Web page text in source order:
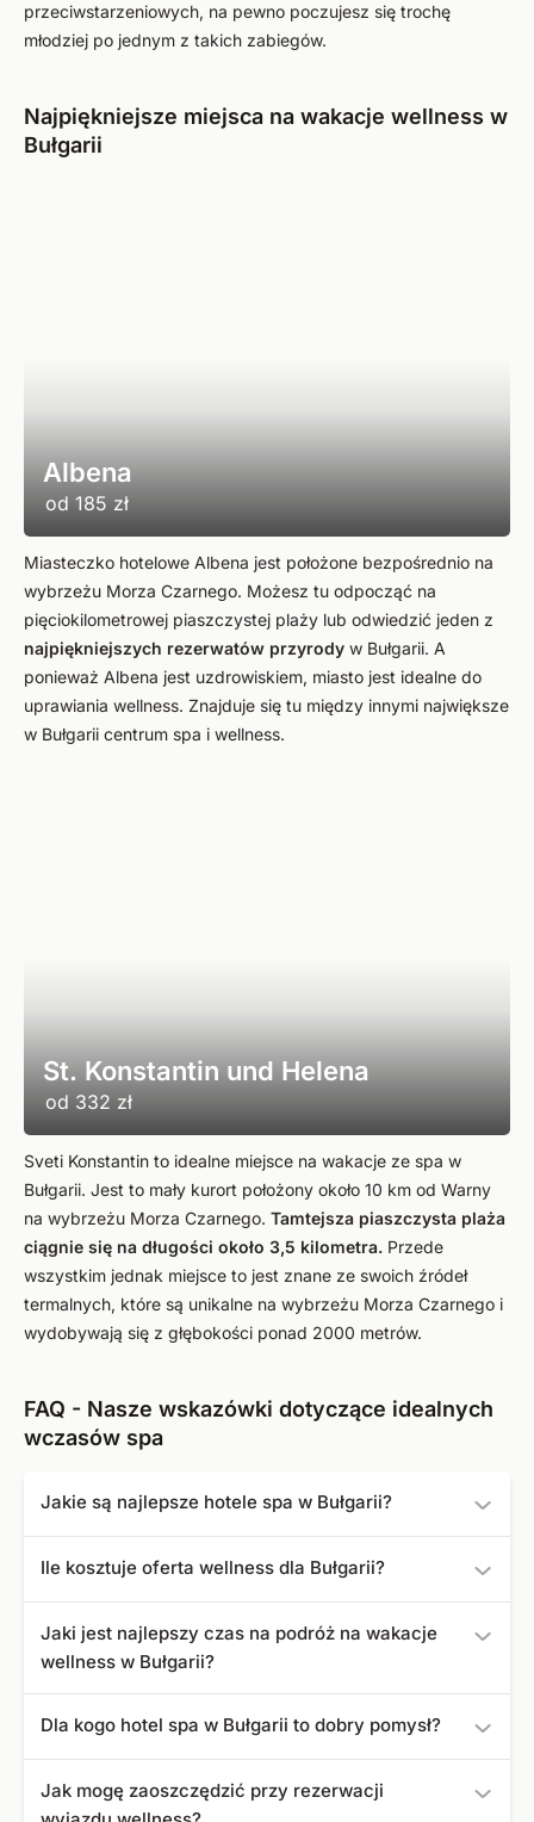
przeciwstarzeniowych, na pewno poczujesz się trochę
młodziej po jednym z takich zabiegów.
Najpiękniejsze miejsca na wakacje wellness w
Bułgarii
Albena
od 185 zł
Miasteczko hotelowe Albena jest położone bezpośrednio na
wybrzeżu Morza Czarnego. Możesz tu odpocząć na
pięciokilometrowej piaszczystej plaży lub odwiedzić jeden z
najpiękniejszych rezerwatów przyrody w Bułgarii. A
ponieważ Albena jest uzdrowiskiem, miasto jest idealne do
uprawiania wellness. Znajduje się tu między innymi największe
w Bułgarii centrum spa i wellness.
St. Konstantin und Helena
od 332 zł
Sveti Konstantin to idealne miejsce na wakacje ze spa w
Bułgarii. Jest to mały kurort położony około 10 km od Warny
na wybrzeżu Morza Czarnego. Tamtejsza piaszczysta plaża
ciągnie się na długości około 3,5 kilometra. Przede
wszystkim jednak miejsce to jest znane ze swoich źródeł
termalnych, które są unikalne na wybrzeżu Morza Czarnego i
wydobywają się z głębokości ponad 2000 metrów.
FAQ - Nasze wskazówki dotyczące idealnych
wczasów spa
Jakie są najlepsze hotele spa w Bułgarii?
Aquahouse Ensana Health Spa Hotel
Maritim Paradise Blue
Ile kosztuje oferta wellness dla Bułgarii?
od 220 zł.
Jaki jest najlepszy czas na podróż na wakacje
wellness w Bułgarii?
sięgają nawet 40 stopni, okres między wrześniem a
październikiem jest szczególnie odpowiedni na
wycieczkę do Bułgarii.
Dla kogo hotel spa w Bułgarii to dobry pomysł?
osób o niższych dochodach, ze względu na stosunkowo
Jak mogę zaoszczędzić przy rezerwacji